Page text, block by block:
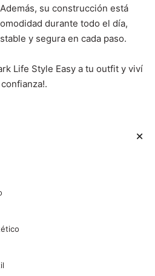
su construcción está
durante todo el día,
y segura en cada paso.
Life Style Easy a tu outfit y viví